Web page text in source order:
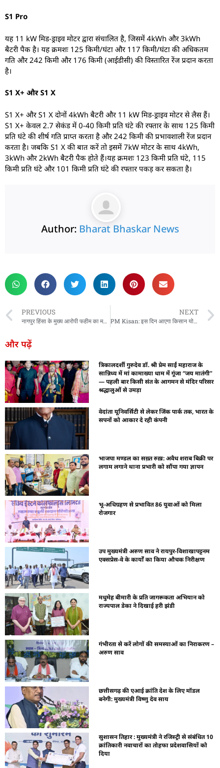
S1 Pro
यह 11 kW मिड-ड्राइव मोटर द्वारा संचालित है, जिसमें 4kWh और 3kWh
बैटरी पैक है। यह क्रमशः 125 किमी/घंटा और 117 किमी/घंटा की अधिकतम
गति और 242 किमी और 176 किमी (आईडीसी) की विस्तारित रेंज प्रदान करता
है।
S1 X+ और S1 X
S1 X+ और S1 X दोनों 4kWh बैटरी और 11 kW मिड-ड्राइव मोटर से लैस हैं।
S1 X+ केवल 2.7 सेकंड में 0-40 किमी प्रति घंटे की रफ्तार के साथ 125 किमी
प्रति घंटे की शीर्ष गति प्राप्त करता है और 242 किमी की प्रभावशाली रेंज प्रदान
करता है। जबकि S1 X की बात करें तो इसमें 7kW मोटर के साथ 4kWh,
3kWh और 2kWh बैटरी पैक होते हैं।यह क्रमशः 123 किमी प्रति घंटे, 115
किमी प्रति घंटे और 101 किमी प्रति घंटे की रफ्तार पकड़ कर सकता है।
Author: Bharat Bhaskar News
PREVIOUS
नागपुर हिंसा के मुख्य आरोपी फहीम का मकान ध्वस्त, राजद्रोह का मामला भी दर्ज
NEXT
PM Kisan: इस दिन आएगा किसान योजना की 20वीं किस्त, पति-पत्नी दोनों को मिलेगा लाभ? जानें पूरा प्रोसेस
और पढ़ें
त्रिकालदर्शी गुरुदेव डॉ. श्री प्रेम साईं महाराज के
सान्निध्य में मां कामाख्या धाम में गूंजा “जय मातंगी”
— पहली बार किसी संत के आगमन से मंदिर परिसर
श्रद्धालुओं से उमड़ा
वेदांता यूनिवर्सिटी से लेकर जिंक पार्क तक, भारत के
सपनों को आकार दे रही कंपनी
भाजपा मण्डल का सख़्त रुख़: अवैध शराब बिक्री पर
लगाम लगाने थाना प्रभारी को सौंपा गया ज्ञापन
भू-अधिग्रहण से प्रभावित 86 युवाओं को मिला
रोजगार
उप मुख्यमंत्री अरुण साव ने रायपुर-विशाखापट्टनम
एक्सप्रेस-वे के कार्यों का किया औचक निरीक्षण
मधुमेह बीमारी के प्रति जागरूकता अभियान को
राज्यपाल डेका ने दिखाई हरी झंडी
गंभीरता से करें लोगों की समस्याओं का निराकरण –
अरुण साव
छत्तीसगढ़ की एआई क्रांति देश के लिए मॉडल
बनेगी: मुख्यमंत्री विष्णु देव साय
सुशासन तिहार : मुख्यमंत्री ने रजिस्ट्री से संबंधित 10
क्रांतिकारी नवाचारों का तोहफा प्रदेशवासियों को
दिया